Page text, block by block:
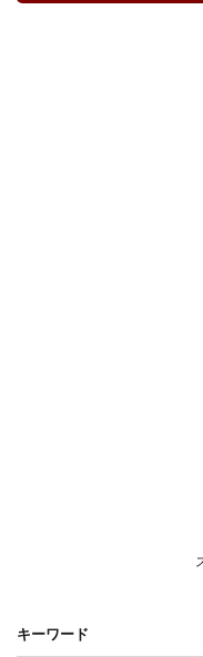
キーワード